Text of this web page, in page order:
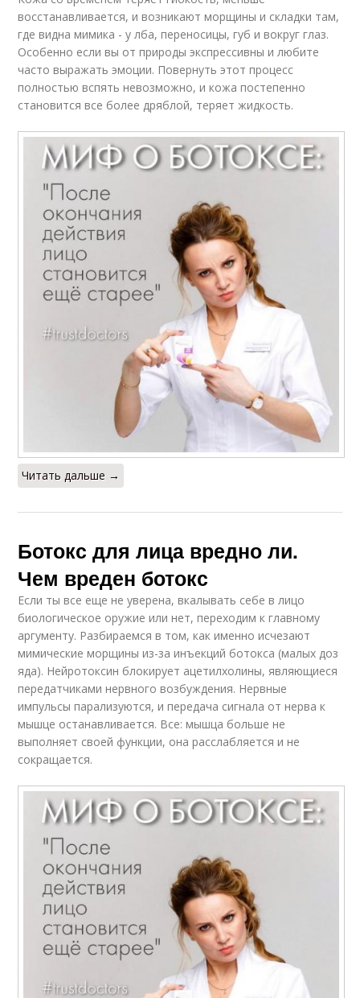
восстанавливается, и возникают морщины и складки там,
где видна мимика - у лба, переносицы, губ и вокруг глаз.
Особенно если вы от природы экспрессивны и любите
часто выражать эмоции. Повернуть этот процесс
полностью вспять невозможно, и кожа постепенно
становится все более дряблой, теряет жидкость.
Читать дальше →
Ботокс для лица вредно ли.
Чем вреден ботокс
Если ты все еще не уверена, вкалывать себе в лицо
биологическое оружие или нет, переходим к главному
аргументу. Разбираемся в том, как именно исчезают
мимические морщины из-за инъекций ботокса (малых доз
яда). Нейротоксин блокирует ацетилхолины, являющиеся
передатчиками нервного возбуждения. Нервные
импульсы парализуются, и передача сигнала от нерва к
мышце останавливается. Все: мышца больше не
выполняет своей функции, она расслабляется и не
сокращается.